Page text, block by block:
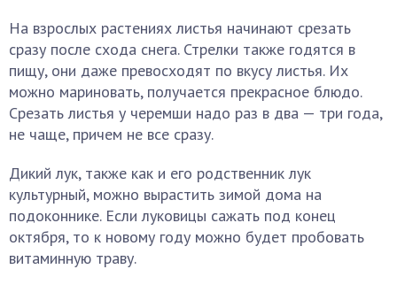
На взрослых растениях листья начинают срезать
сразу после схода снега. Стрелки также годятся в
пищу, они даже превосходят по вкусу листья. Их
можно мариновать, получается прекрасное блюдо.
Срезать листья у черемши надо раз в два — три года,
не чаще, причем не все сразу.
Дикий лук, также как и его родственник лук
культурный, можно вырастить зимой дома на
подоконнике. Если луковицы сажать под конец
октября, то к новому году можно будет пробовать
витаминную траву.